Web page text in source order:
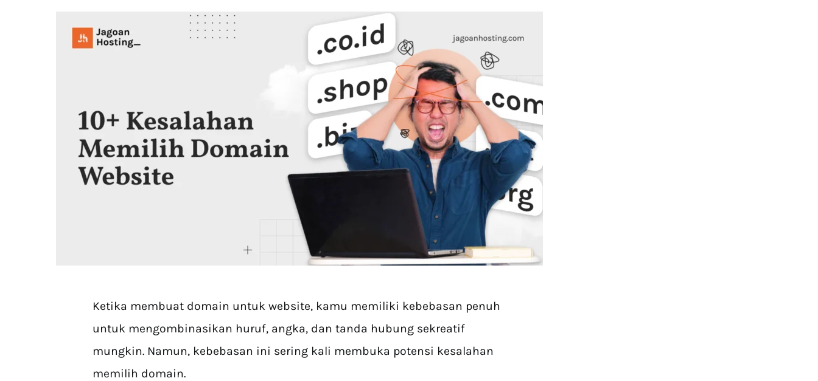
Ketika membuat domain untuk website, kamu memiliki kebebasan penuh
untuk mengombinasikan huruf, angka, dan tanda hubung sekreatif
mungkin. Namun, kebebasan ini sering kali membuka potensi kesalahan
memilih domain.